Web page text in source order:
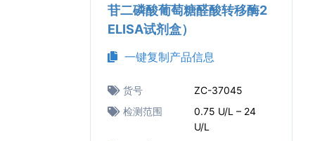
苷二磷酸葡萄糖醛酸转移酶2
ELISA试剂盒）
一键复制产品信息
货号
ZC-37045
检测范围
0.75 U/L – 24
U/L